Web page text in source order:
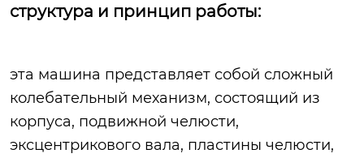
структура и принцип работы:
эта машина представляет собой сложный
колебательный механизм, состоящий из
корпуса, подвижной челюсти,
эксцентрикового вала, пластины челюсти,